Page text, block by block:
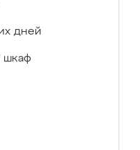
дней
шкаф